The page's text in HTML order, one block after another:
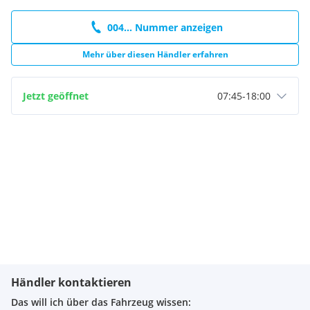
004... Nummer anzeigen
Mehr über diesen Händler erfahren
Jetzt geöffnet 07:45-18:00
Händler kontaktieren
Das will ich über das Fahrzeug wissen: